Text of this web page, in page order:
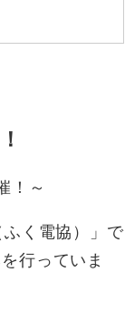
！～
く電協）」で
行っていま